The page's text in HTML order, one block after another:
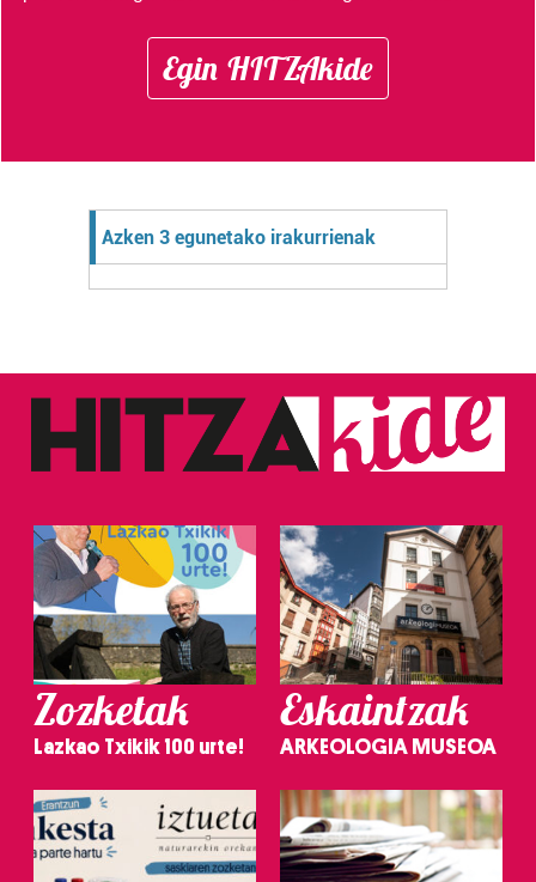
Egin HITZAkide
Azken 3 egunetako irakurrienak
Zozketak
Lazkao Txikik 100 urte!
Eskaintzak
ARKEOLOGIA MUSEOA